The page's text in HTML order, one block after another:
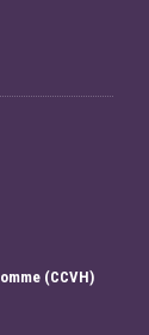
(CCVH)